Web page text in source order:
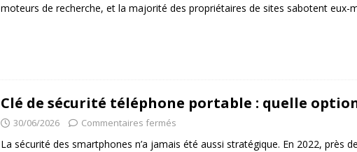
moteurs de recherche, et la majorité des propriétaires de sites sabotent eux-
Clé de sécurité téléphone portable : quelle
30/06/2026 Commentaires fermés
La sécurité des smartphones n’a jamais été aussi stratégique. En 2022, près